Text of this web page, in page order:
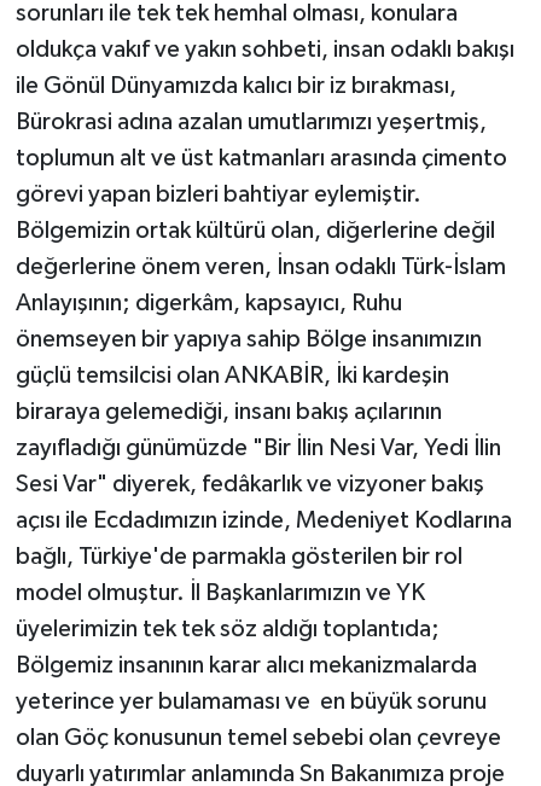
sorunları ile tek tek hemhal olması, konulara
oldukça vakıf ve yakın sohbeti, insan odaklı bakışı
ile Gönül Dünyamızda kalıcı bir iz bırakması,
Bürokrasi adına azalan umutlarımızı yeşertmiş,
toplumun alt ve üst katmanları arasında çimento
görevi yapan bizleri bahtiyar eylemiştir.
Bölgemizin ortak kültürü olan, diğerlerine değil
değerlerine önem veren, İnsan odaklı Türk-İslam
Anlayışının; digerkâm, kapsayıcı, Ruhu
önemseyen bir yapıya sahip Bölge insanımızın
güçlü temsilcisi olan ANKABİR, İki kardeşin
biraraya gelemediği, insanı bakış açılarının
zayıfladığı günümüzde "Bir İlin Nesi Var, Yedi İlin
Sesi Var" diyerek, fedâkarlık ve vizyoner bakış
açısı ile Ecdadımızın izinde, Medeniyet Kodlarına
bağlı, Türkiye'de parmakla gösterilen bir rol
model olmuştur. İl Başkanlarımızın ve YK
üyelerimizin tek tek söz aldığı toplantıda;
Bölgemiz insanının karar alıcı mekanizmalarda
yeterince yer bulamaması ve en büyük sorunu
olan Göç konusunun temel sebebi olan çevreye
duyarlı yatırımlar anlamında Sn Bakanımıza proje
Spor
Ulusal
Yaşam